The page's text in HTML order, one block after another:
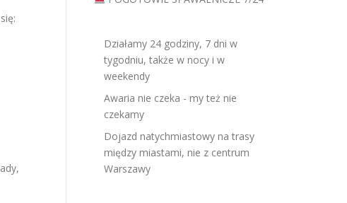
Działamy 24 godziny, 7 dni w
tygodniu, także w nocy i w
weekendy
Awaria nie czeka - my też nie
czekamy
Dojazd natychmiastowy na trasy
między miastami, nie z centrum
Warszawy